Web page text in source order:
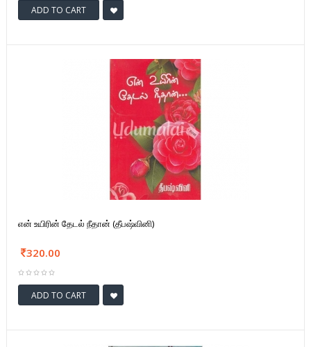
ADD TO CART
என் உயிரின் தேடல் நீதான் (தீபஷ்வினி)
320.00
ADD TO CART